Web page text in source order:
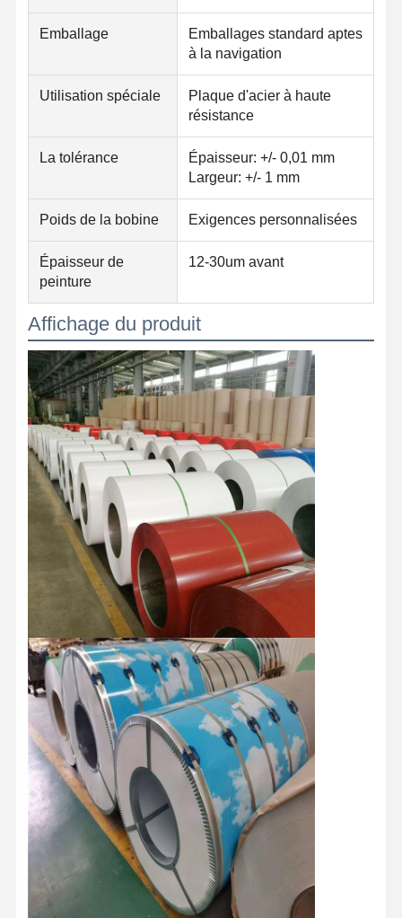
Emballage
Emballages standard aptes
à la navigation
Utilisation spéciale
Plaque d'acier à haute
résistance
La tolérance
Épaisseur: +/- 0,01 mm
Largeur: +/- 1 mm
Poids de la bobine Exigences personnalisées
Épaisseur de
peinture
12-30um avant
Affichage du produit